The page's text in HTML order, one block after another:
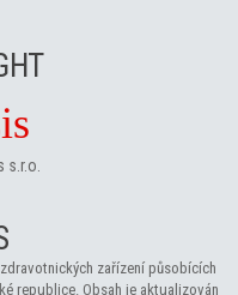
s.r.o.
zařízení působících
republice. Obsah je aktualizován